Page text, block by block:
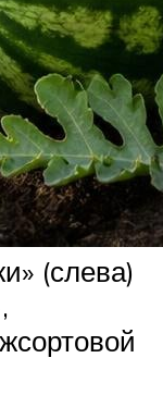
(слева)